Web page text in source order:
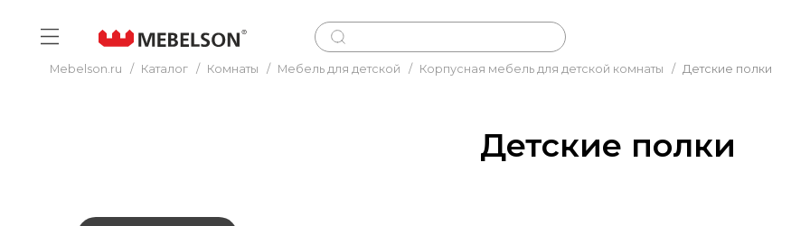
Mebelson.ru / Каталог / Комнаты / Мебель для детской / Корпусная мебель для детской комнаты / Детские полки
Детские полки